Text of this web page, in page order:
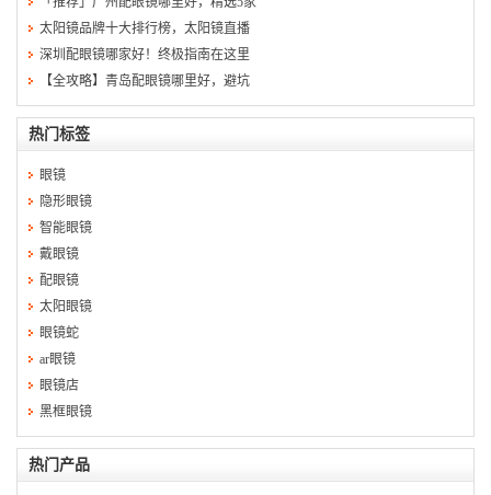
太阳镜品牌十大排行榜，太阳镜直播
深圳配眼镜哪家好！终极指南在这里
【全攻略】青岛配眼镜哪里好，避坑
热门标签
眼镜
隐形眼镜
智能眼镜
戴眼镜
配眼镜
太阳眼镜
眼镜蛇
ar眼镜
眼镜店
黑框眼镜
热门产品